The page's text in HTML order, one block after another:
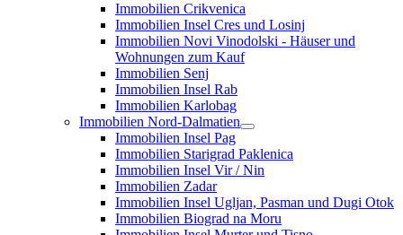
Immobilien Crikvenica
Immobilien Insel Cres und Losinj
Immobilien Novi Vinodolski - Häuser und
Wohnungen zum Kauf
Immobilien Senj
Immobilien Insel Rab
Immobilien Karlobag
Immobilien Nord-Dalmatien
Immobilien Insel Pag
Immobilien Starigrad Paklenica
Immobilien Insel Vir / Nin
Immobilien Zadar
Immobilien Insel Ugljan, Pasman und Dugi Otok
Immobilien Biograd na Moru